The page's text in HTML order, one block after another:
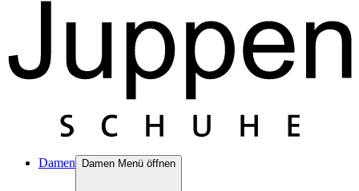
Damen Damen Menü öffnen